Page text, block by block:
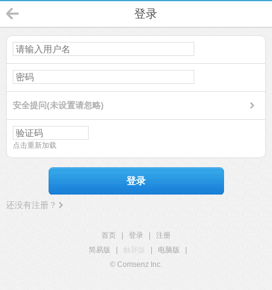
登录
安全提问(未设置请忽略)
点击重新加载
登录
还没有注册？
首页 登录
注册
简易版
触屏版 电脑版
© Comsenz Inc.